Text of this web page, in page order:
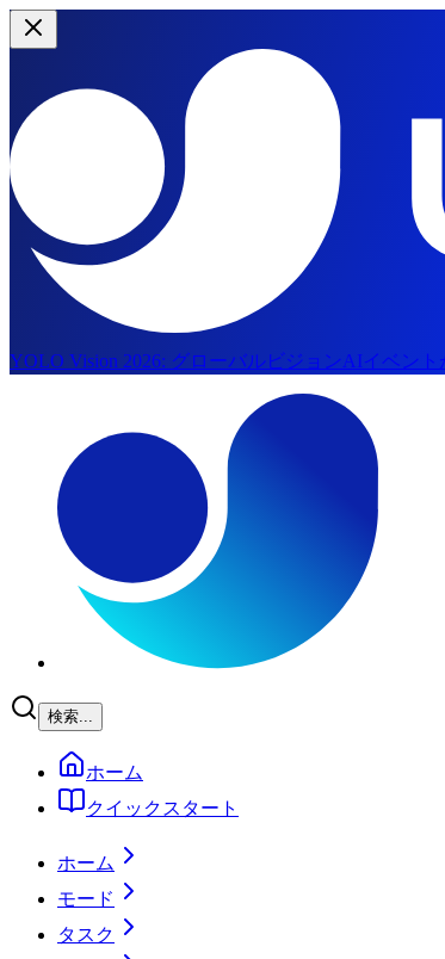
YOLO Vision 2026: グローバルビジョンAIイベント
検索...
ホーム
クイックスタート
ホーム
モード
タスク